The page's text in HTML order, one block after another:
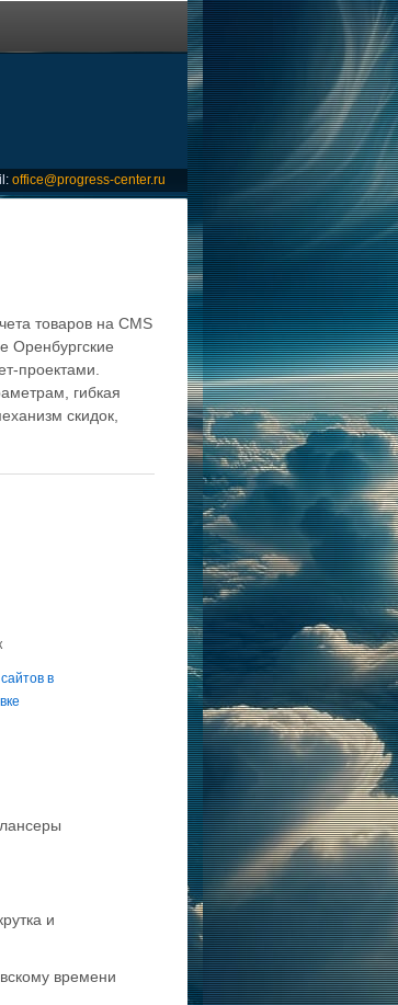
office@progress-center.ru
товаров на CMS
Оренбургские
проектами.
гибкая
скидок,
в
и
времени